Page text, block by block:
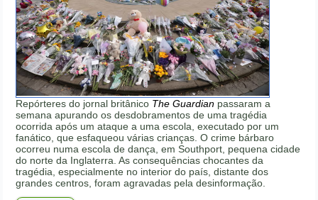
Repórteres do jornal britânico The Guardian passaram a
semana apurando os desdobramentos de uma tragédia
ocorrida após um ataque a uma escola, executado por um
fanático, que esfaqueou várias crianças. O crime bárbaro
ocorreu numa escola de dança, em Southport, pequena cidade
do norte da Inglaterra. As consequências chocantes da
tragédia, especialmente no interior do país, distante dos
grandes centros, foram agravadas pela desinformação.